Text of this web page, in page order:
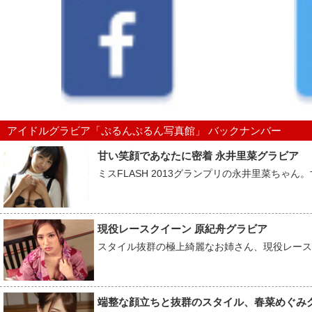
アイドルグラビア「ぷるんぷるん写真館」 バックナンバー
甘い笑顔であなたに密着 永井里菜グラビア
ミスFLASH 2013グランプリの永井里菜ちゃん
現役レースクイーン 原紀舟グラビア
スタイル抜群の極上綺麗なお姉さん、現役レー
端整な顔立ちと抜群のスタイル、春菜めぐみ